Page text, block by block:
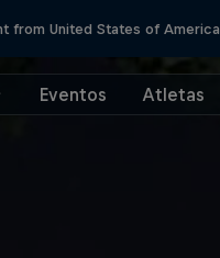
from United States of America
Eventos Atletas